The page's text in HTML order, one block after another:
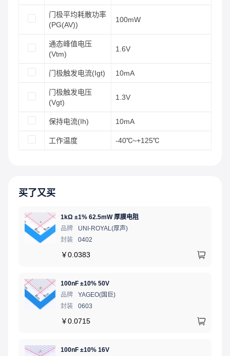
门极平均耗散功率
(PG(AV))
100mW
通态峰值电压
(Vtm)
1.6V
门极触发电流(Igt) 10mA
门极触发电压
(Vgt)
1.3V
保持电流(Ih) 10mA
工作温度 -40℃~+125℃
买了又买
1kΩ ±1% 62.5mW 厚膜电阻
品牌
UNI-ROYAL(厚声)
封装
0402
￥0.0383
100nF ±10% 50V
品牌
YAGEO(国巨)
封装
0603
￥0.0715
100nF ±10% 16V